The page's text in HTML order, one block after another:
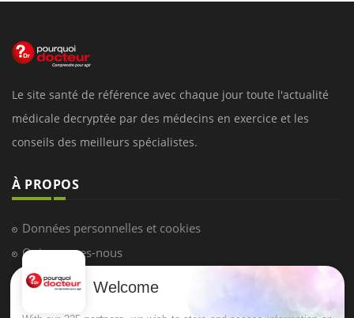
Le site santé de référence avec chaque jour toute l'actualité
médicale decryptée par des médecins en exercice et les
conseils des meilleurs spécialistes.
À PROPOS
Données personnelles et cookies
Qui sommes-nous
Conditions d'utilisation
Welcome